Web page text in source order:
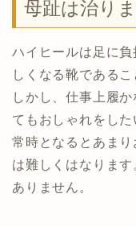
母趾は治り
ハイヒールは足に
しくなる靴であるこ
しかし、仕事上履
てもおしゃれをした
常時となるとあま
は難しくはなりま
ありません。